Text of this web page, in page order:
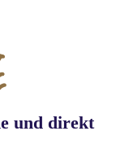
und direkt